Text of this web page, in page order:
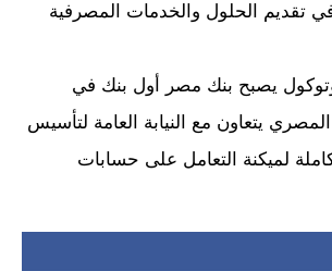
تقديم الحلول والخدمات المصرفية
يصبح بنك مصر أول بنك في
يتعاون مع النيابة العامة لتأسيس
لميكنة التعامل على حسابات